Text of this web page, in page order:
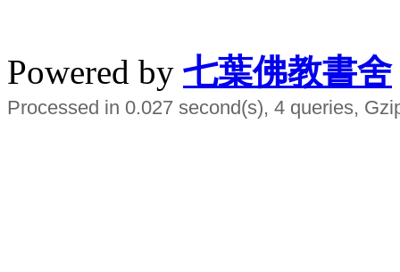
Powered by 七葉佛教書舍
Processed in 0.027 second(s), 4 queries,